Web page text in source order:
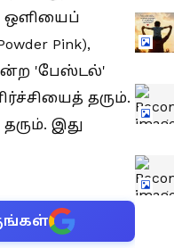
ஒளியைப்
Pink),
'பேஸ்டல்'
தரும்.
இது